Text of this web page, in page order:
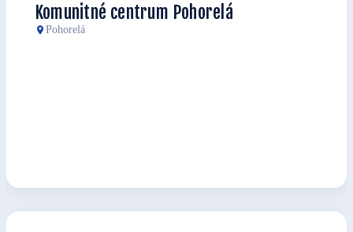
Komunitné centrum Pohorelá
Pohorelá